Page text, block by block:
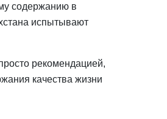
содержанию в
испытывают
рекомендацией,
качества жизни